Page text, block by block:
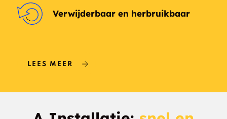
Verwijderbaar en herbruikbaar
LEES MEER